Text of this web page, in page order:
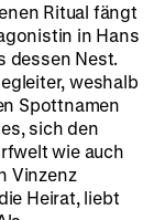
Ritual fängt
in Hans
dessen Nest.
weshalb
Spottnamen
sich den
wie auch
Vinzenz
Heirat, liebt